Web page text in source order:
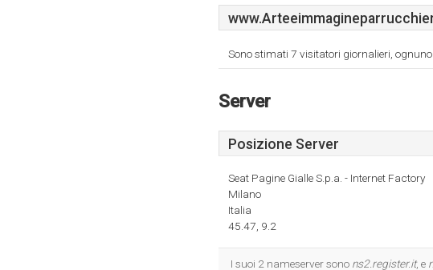
Sono stimati 7 visitatori giornalieri,
Server
Posizione Server
Seat Pagine Gialle S.p.a. - Internet Factory
Milano
Italia
45.47, 9.2
I suoi 2 nameserver sono ns2.register.it, e